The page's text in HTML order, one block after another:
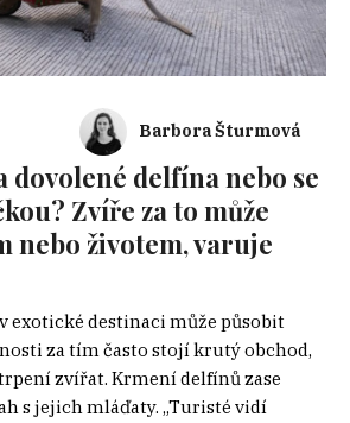
Barbora Šturmová
delfína nebo se
Zvíře za to může
nebo životem, varuje
exotické destinaci může působit
za tím často stojí krutý obchod,
zvířat. Krmení delfínů zase
s jejich mláďaty. „Turisté vidí